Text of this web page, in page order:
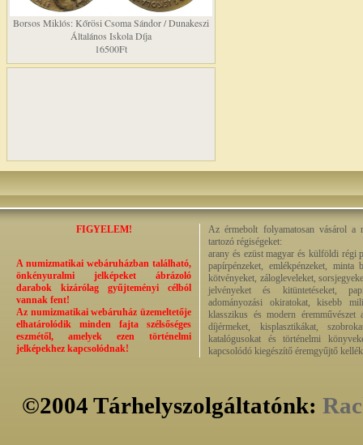
Borsos Miklós: Kőrösi Csoma Sándor / Dunakeszi
Általános Iskola Díja
16500Ft
FIGYELEM!
A numizmatikai webáruházban található,
önkényuralmi jelképeket ábrázoló
darabok kizárólag gyűjteményi célból
vannak fent!
Az numizmatikai webáruház üzemeltetője
elhatárolódik minden fajta szélsőséges
eszmétől, amelyek ezen történelmi
jelképekhez kapcsolódnak!
Az érmebolt folyamatosan vásárol a
tartozó régiségeket:
arany és ezüst magyar és külföldi régi
papírpénzeket, emlékpénzeket, minta
kötvényeket, zálogleveleket,
jelvényeket és kitüntetéseket,
adományozási okiratokat, kisebb
klasszikus és modern éremművészet
díjérmeket, kisplasztikákat,
katalógusokat és történelmi
kapcsolódó kiegészítő éremgyűjtő
©2004 Tárhelyszolgáltatónk: